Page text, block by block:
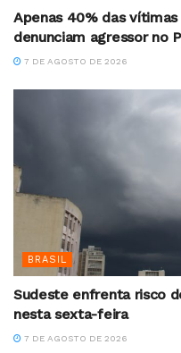
Apenas 40% das
denunciam agressor no
7 DE AGOSTO DE 2026
BRASIL
Sudeste enfrenta risco
nesta sexta-feira
7 DE AGOSTO DE 2026